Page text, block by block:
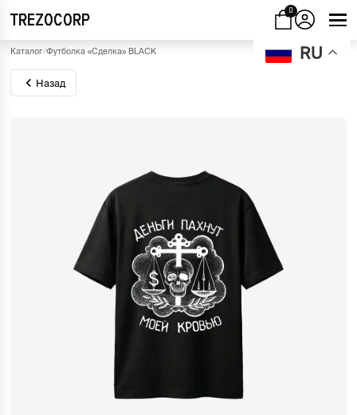
TREZOCORP
0
Каталог/Футболка «Сделка» BLACK
Назад
RU